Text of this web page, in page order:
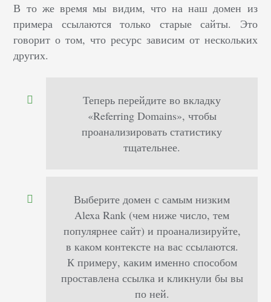
В то же время мы видим, что на наш домен из
примера ссылаются только старые сайты. Это
говорит о том, что ресурс зависим от нескольких
других.
Теперь перейдите во вкладку
«Referring Domains», чтобы
проанализировать статистику
тщательнее.
Выберите домен с самым низким
Alexa Rank (чем ниже число, тем
популярнее сайт) и проанализируйте,
в каком контексте на вас ссылаются.
К примеру, каким именно способом
проставлена ссылка и кликнули бы вы
по ней.